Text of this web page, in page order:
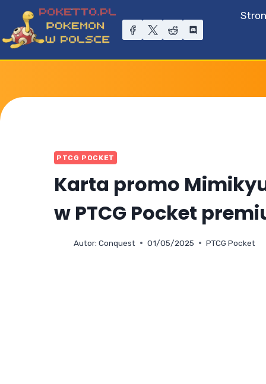
treści
PTCG POCKET
Karta promo
w PTCG Pocket
Autor: Conquest 01/05/2025 PTCG Pocket